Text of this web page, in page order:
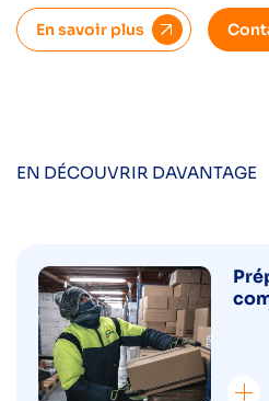
En savoir plus
EN DÉCOUVRIR DAVANTAGE